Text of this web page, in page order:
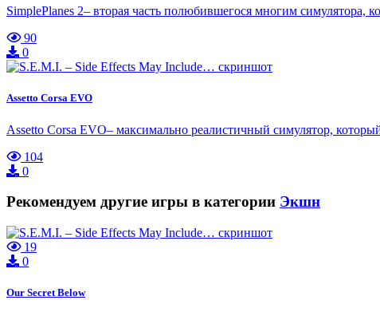
SimplePlanes 2– вторая часть полюбившегося многим симулятора,
90
0
Assetto Corsa EVO
Assetto Corsa EVO– максимально реалистичный симулятор,
104
0
Рекомендуем другие игры в категории Экшн
19
0
Our Secret Below